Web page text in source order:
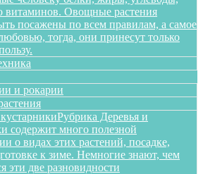
витаминов. Овощные растения
посажены по всем правилам, а самое
тогда, они принесут только
и рокарии
Рубрика Деревья и
содержит много полезной
о видах этих растений, посадке,
к зиме. Немногие знают, чем
эти две разновидности